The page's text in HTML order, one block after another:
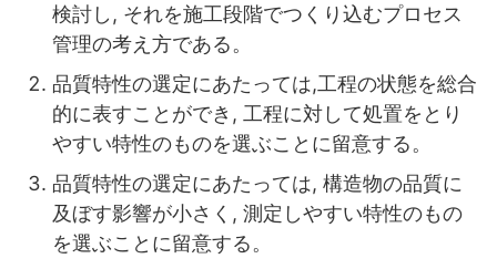
検討し, それを施工段階でつくり込むプロセス
管理の考え方である。
品質特性の選定にあたっては,工程の状態を総合
的に表すことができ, 工程に対して処置をとり
やすい特性のものを選ぶことに留意する。
品質特性の選定にあたっては, 構造物の品質に
及ぼす影響が小さく, 測定しやすい特性のもの
を選ぶことに留意する。